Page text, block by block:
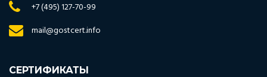
+7 (495) 127-70-99
mail@gostcert.info
СЕРТИФИКАТЫ